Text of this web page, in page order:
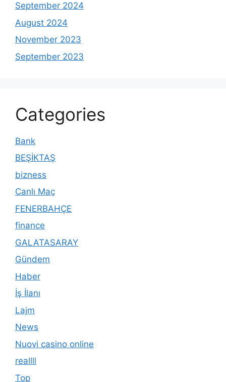
September 2024
August 2024
November 2023
September 2023
Categories
Bank
BEŞİKTAŞ
bizness
Canlı Maç
FENERBAHÇE
finance
GALATASARAY
Gündem
Haber
İş İlanı
Lajm
News
Nuovi casino online
reallll
Top